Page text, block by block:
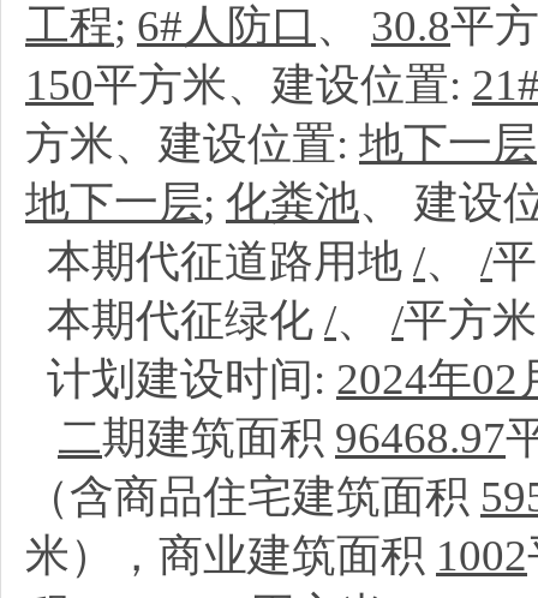
工程; 6#人防口 、 30.8平
150平方米、建设位置:
方米、建设位置: 地下一层
地下一层; 化粪池、 建设
本期代征道路用地 /、 /
本期代征绿化 /、 /平方
计划建设时间: 2024年02
二期建筑面积 96468.97
（含商品住宅建筑面积
米），商业建筑面积 1002